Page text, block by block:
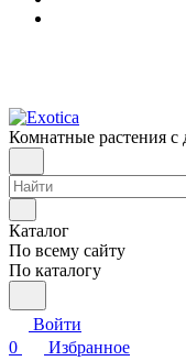
Комнатные растения с
Каталог
По всему сайту
По каталогу
Войти
0
Избранное